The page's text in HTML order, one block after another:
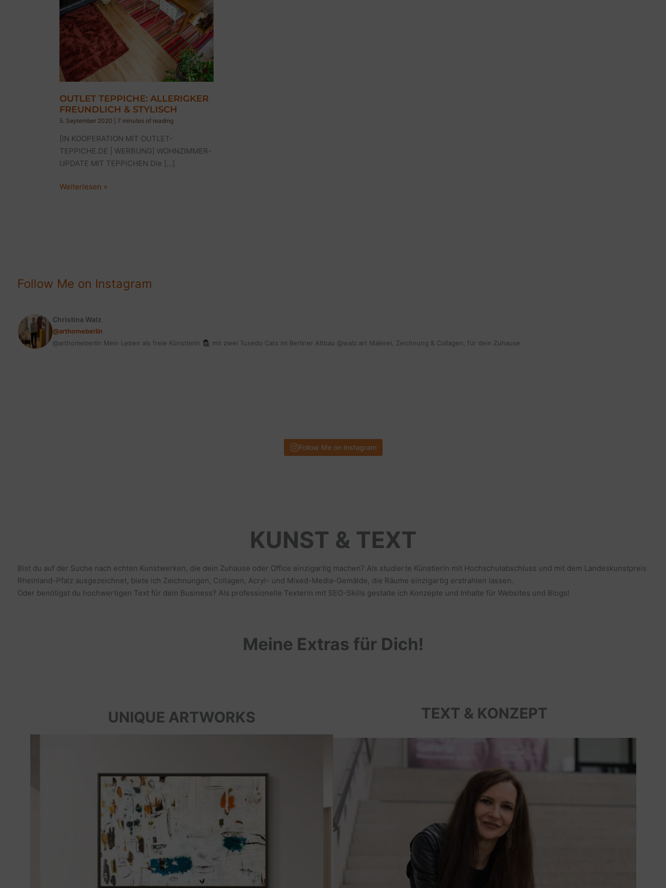
OUTLET TEPPICHE: ALLERIGKER
FREUNDLICH & STYLISCH
5. September 2020 7 minutes of reading
[IN KOOPERATION MIT OUTLET-
TEPPICHE.DE | WERBUNG] WOHNZIMMER-
UPDATE MIT TEPPICHEN Die […]
OUTLET
Weiterlesen »
Follow Me on Instagram
Christina Walz
@arthomeberlin
@arthomeberlin Mein Leben als freie Künstlerin 👩🏻‍🎨 mit zwei Tuxedo Cats im Berliner Altbau @walz.art Malerei, Zeichnung & Collagen, für dein Zuhause
Follow Me on Instagram
KUNST & TEXT
Bist du auf der Suche nach echten Kunstwerken, die dein Zuhause oder Office einzigartig machen? Als studierte Künstlerin mit Hochschulabschluss und mit dem Landeskunstpreis
Rheinland-Pfalz ausgezeichnet, biete ich Zeichnungen, Collagen, Acryl- und Mixed-Media-Gemälde, die Räume einzigartig erstrahlen lassen.
Oder benötigst du hochwertigen Text für dein Business? Als professionelle Texterin mit SEO-Skills gestalte ich Konzepte und Inhalte für Websites und Blogs!
Meine Extras für Dich!
UNIQUE ARTWORKS TEXT & KONZEPT